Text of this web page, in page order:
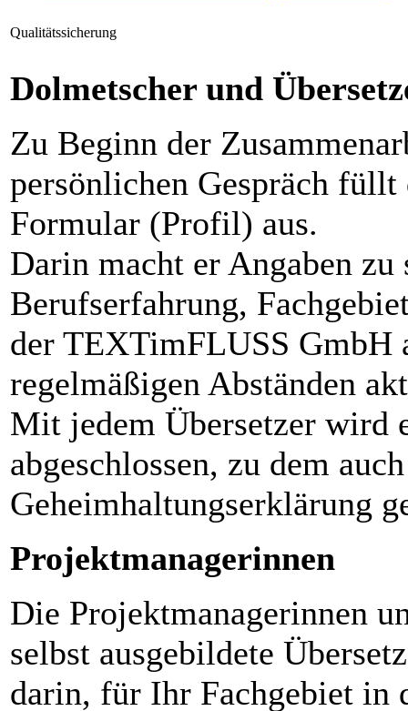
Qualitätssicherung
Dolmetscher und
Zu Beginn der
persönlichen Gespräch
Formular (Profil) aus.
Darin macht er Angaben
Berufserfahrung,
der TEXTimFLUSS GmbH
regelmäßigen Abständen
Mit jedem Übersetzer wird
abgeschlossen, zu dem
Geheimhaltungserklärung
Projektmanagerinnen
Die Projektmanagerinnen
selbst ausgebildete
darin, für Ihr Fachgebiet in